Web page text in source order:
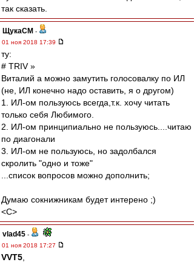
так сказать.
ЩукаСМ -
01 ноя 2018 17:39
ту:
# TRIV »
Виталий а можно замутить голосовалку по ИЛ
(не, ИЛ конечно надо оставить, я о другом)
1. ИЛ-ом пользуюсь всегда,т.к. хочу читать
только себя Любимого.
2. ИЛ-ом принципиально не пользуюсь....читаю
по диагонали
3. ИЛ-ом не пользуюсь, но задолбался
скролить "одно и тоже"
...список вопросов можно дополнить;
Думаю сокнижникам будет интерено ;)
<C>
vlad45 -
01 ноя 2018 17:27
VVT5